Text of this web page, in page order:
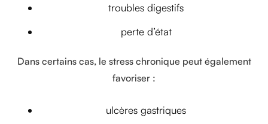
troubles digestifs
perte d’état
Dans certains cas, le stress chronique peut également
favoriser :
ulcères gastriques